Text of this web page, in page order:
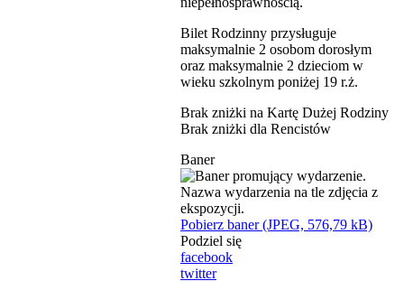
Bilet Rodzinny przysługuje
maksymalnie 2 osobom dorosłym
oraz maksymalnie 2 dzieciom w
wieku szkolnym poniżej 19 r.ż.
Brak zniżki na Kartę Dużej Rodziny
Brak zniżki dla Rencistów
Baner
Pobierz baner (JPEG, 576,79 kB)
Podziel się
facebook
twitter